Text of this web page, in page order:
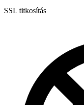
SSL titkosítás